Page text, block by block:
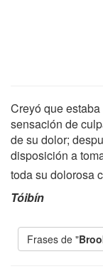
Creyó que
sensación de
de su dolor;
disposición a
toda su dolorosa
Tóibín
Frases de "